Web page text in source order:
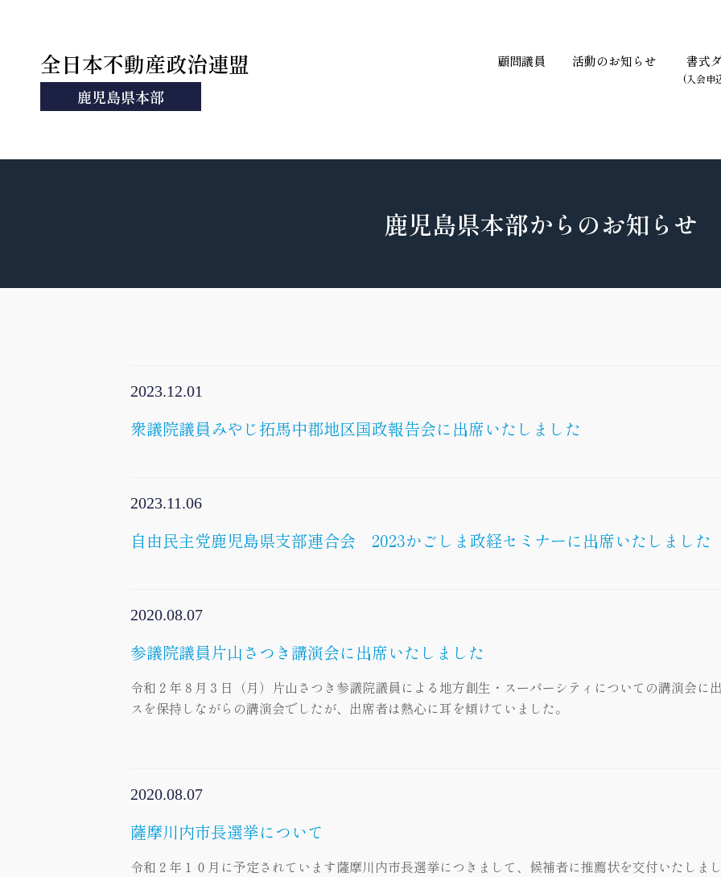
全日本不動産政治連盟
鹿児島県本部
顧問議員 活動のお知らせ 書式
(入会申
鹿児島県本部からのお知らせ
2023.12.01
衆議院議員みやじ拓馬中郡地区国政報告会に出席いたしました
2023.11.06
自由民主党鹿児島県支部連合会 2023かごしま政経セミナーに出席いたしました
2020.08.07
参議院議員片山さつき講演会に出席いたしました
令和２年８月３日（月）片山さつき参議院議員による地方創生・スーパーシティについての講演会に
スを保持しながらの講演会でしたが、出席者は熱心に耳を傾けていました。
2020.08.07
薩摩川内市長選挙について
令和２年１０月に予定されています薩摩川内市長選挙につきまして、候補者に推薦状を交付いたしま